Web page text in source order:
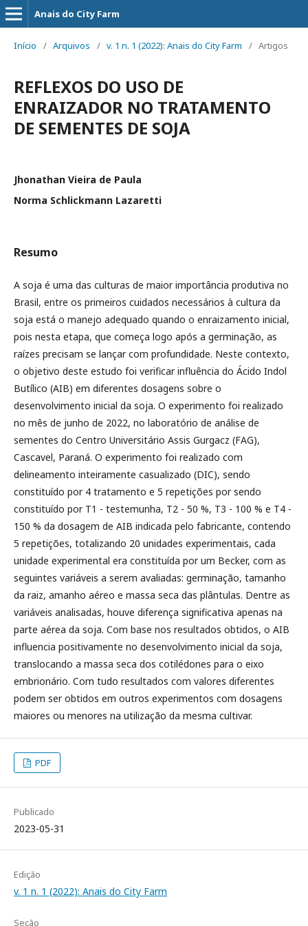
Anais do City Farm
Início / Arquivos / v. 1 n. 1 (2022): Anais do City Farm / Artigos
REFLEXOS DO USO DE
ENRAIZADOR NO TRATAMENTO
DE SEMENTES DE SOJA
Jhonathan Vieira de Paula
Norma Schlickmann Lazaretti
Resumo
A soja é uma das culturas de maior importância produtiva no
Brasil, entre os primeiros cuidados necessários à cultura da
soja está o manejo adequado quando o enraizamento inicial,
pois nesta etapa, que começa logo após a germinação, as
raízes precisam se lançar com profundidade. Neste contexto,
o objetivo deste estudo foi verificar influência do Ácido Indol
Butílico (AIB) em diferentes dosagens sobre o
desenvolvimento inicial da soja. O experimento foi realizado
no mês de junho de 2022, no laboratório de análise de
sementes do Centro Universitário Assis Gurgacz (FAG),
Cascavel, Paraná. O experimento foi realizado com
delineamento inteiramente casualizado (DIC), sendo
constituído por 4 tratamento e 5 repetições por sendo
constituído por T1 - testemunha, T2 - 50 %, T3 - 100 % e T4 -
150 % da dosagem de AIB indicada pelo fabricante, contendo
5 repetições, totalizando 20 unidades experimentais, cada
unidade experimental era constituída por um Becker, com as
seguintes variáveis a serem avaliadas: germinação, tamanho
da raiz, amanho aéreo e massa seca das plântulas. Dentre as
variáveis analisadas, houve diferença significativa apenas na
parte aérea da soja. Com base nos resultados obtidos, o AIB
influencia positivamente no desenvolvimento inicial da soja,
translocando a massa seca dos cotilédones para o eixo
embrionário. Com tudo resultados com valores diferentes
podem ser obtidos em outros experimentos com dosagens
maiores ou menores na utilização da mesma cultivar.
PDF
Publicado
2023-05-31
Edição
v. 1 n. 1 (2022): Anais do City Farm
Seção